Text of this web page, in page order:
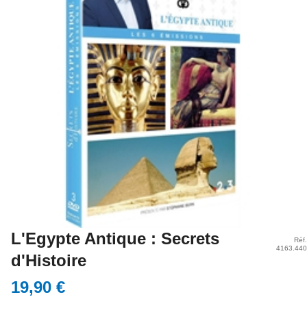
L'Egypte Antique : Secrets
d'Histoire
Réf.
4163.440
19,90 €